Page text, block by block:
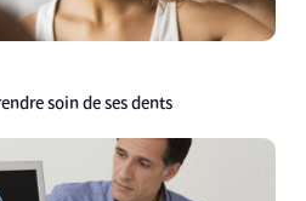
soin de ses dents